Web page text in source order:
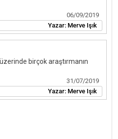
06/09/2019
Yazar: Merve Işık
birçok araştırmanın
31/07/2019
Yazar: Merve Işık